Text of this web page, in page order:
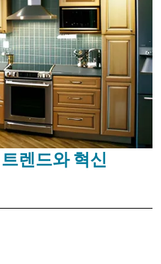
렌드와 혁신